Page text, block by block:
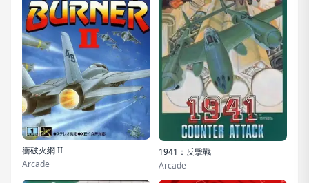
衝破火網 II
Arcade
1941：反擊戰
Arcade